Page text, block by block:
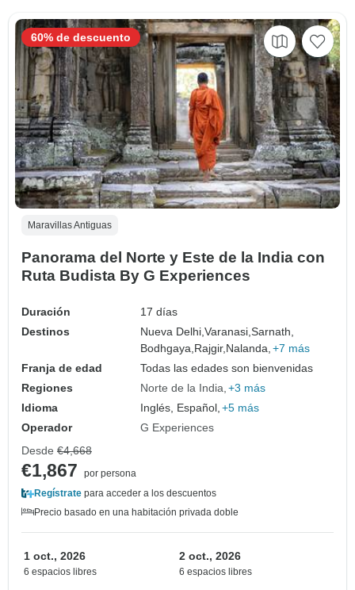
Maravillas Antiguas
Panorama del Norte y Este de la India con
Ruta Budista By G Experiences
Duración
17 días
Destinos
Nueva Delhi,Varanasi,Sarnath,
Bodhgaya, Rajgir, Nalanda, +7 más
Franja de edad
Todas las edades son bienvenidas
Regiones
Norte de la India +3 más
Idioma
Inglés, Español, +5 más
Operador
G Experiences
60% de descuento
Desde €4,668
€1,867
por persona
Regístrate para acceder a los descuentos
Precio basado en una habitación privada doble
1 oct., 2026
6 espacios libres
2 oct., 2026
6 espacios libres